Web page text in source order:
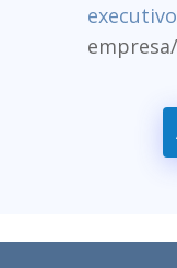
executivo